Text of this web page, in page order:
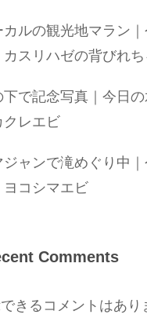
カルの観光地マラン
カスリハゼの背びれ
下で記念写真｜今日
クレエビ
ジャンで滝めぐり中
ヨコシマエビ
Comments
きるコメントはあり